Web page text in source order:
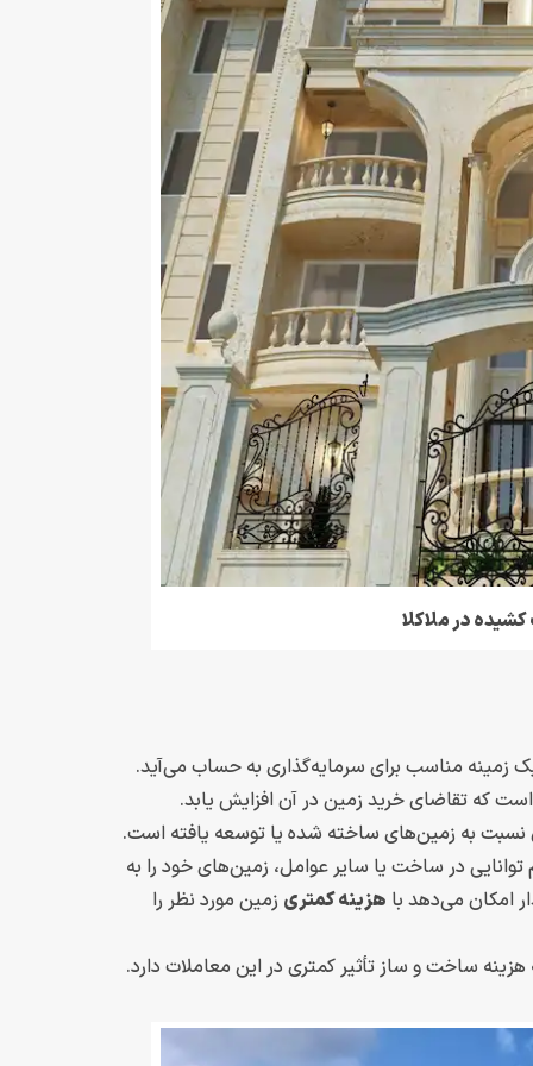
در ملاکلا
زمینه مناسب برای سرمایه‌گذاری به حساب می‌آید.
که تقاضای خرید زمین در آن افزایش یابد.
به زمین‌های ساخته شده یا توسعه یافته است.
در ساخت یا سایر عوامل، زمین‌های خود را به
امکان می‌دهد با هزینه کمتری زمین مورد نظر را
ساخت و ساز تأثیر کمتری در این معاملات دارد.